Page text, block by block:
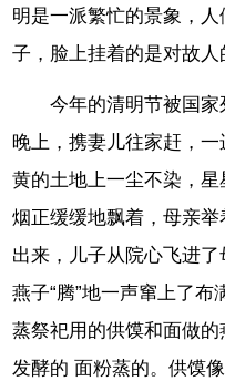
明是一派繁忙的景象，
子，脸上挂着的是对故人
今年的清明节被国
晚上，携妻儿往家赶，
黄的土地上一尘不染，
烟正缓缓地飘着，母亲
出来，儿子从院心飞进
燕子“腾”地一声窜上了
蒸祭祀用的供馍和面做
发酵的 面粉蒸的。供馍